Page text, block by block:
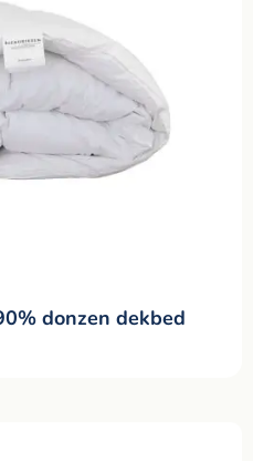
donzen dekbed